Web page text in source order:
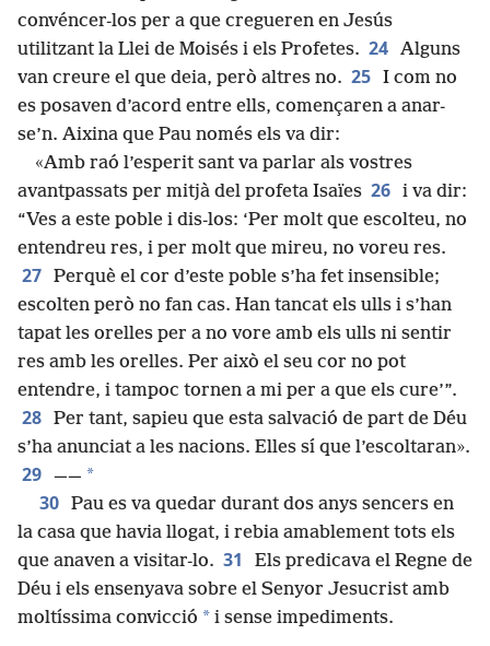
convéncer-los per a que cregueren en Jesús
utilitzant la Llei de Moisés i els Profetes. 24 Alguns
van creure el que deia, però altres no. 25 I com no
es posaven d’acord entre ells, començaren a anar-
se’n. Aixina que Pau només els va dir:
«Amb raó l’esperit sant va parlar als vostres
avantpassats per mitjà del profeta Isaïes 26 i va dir:
“Ves a este poble i dis-los: ‘Per molt que escolteu, no
entendreu res, i per molt que mireu, no voreu res.
27 Perquè el cor d’este poble s’ha fet insensible;
escolten però no fan cas. Han tancat els ulls i s’han
tapat les orelles per a no vore amb els ulls ni sentir
res amb les orelles. Per això el seu cor no pot
entendre, i tampoc tornen a mi per a que els cure’”.
28 Per tant, sapieu que esta salvació de part de Déu
s’ha anunciat a les nacions. Elles sí que l’escoltaran».
29 —— *
30 Pau es va quedar durant dos anys sencers en
la casa que havia llogat, i rebia amablement tots els
que anaven a visitar-lo. 31
Els predicava el Regne de
Déu i els ensenyava sobre el Senyor Jesucrist amb
moltíssima convicció * i sense impediments.